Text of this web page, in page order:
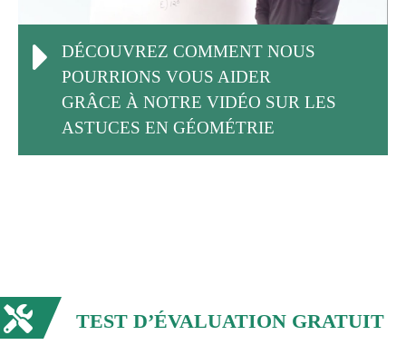
DÉCOUVREZ COMMENT NOUS
POURRIONS VOUS AIDER
GRÂCE À NOTRE VIDÉO SUR LES
ASTUCES EN GÉOMÉTRIE
TEST D’ÉVALUATION GRATUIT